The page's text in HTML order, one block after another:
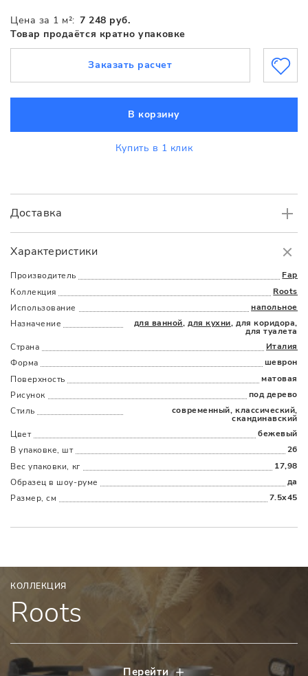
Характеристики
Производитель
Fap
Коллекция
Roots
Использование
напольное
Назначение
для ванной,для кухни, для коридора,
для туалета
Страна
Италия
Форма
шеврон
Поверхность
матовая
Рисунок
под дерево
Стиль
современный, классический,
скандинавский
Цвет
бежевый
В упаковке, шт
26
Вес упаковки, кг
17,98
Образец в шоу-руме
да
Размер, см
7.5x45
Доставка
Доставка
Наличыми
Цена за 1 м²: 7 248 руб.
Товар продаётся кратно упаковке
В корзину
Купить в 1 клик
Заказать расчет
КОЛЛЕКЦИЯ
Roots
Перейти